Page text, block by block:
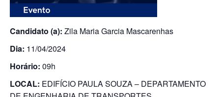
Candidato (a): Zila Maria Garcia Mascarenhas
Dia: 11/04/2024
Horário: 09h
LOCAL: EDIFÍCIO PAULA SOUZA – DEPARTAMENTO